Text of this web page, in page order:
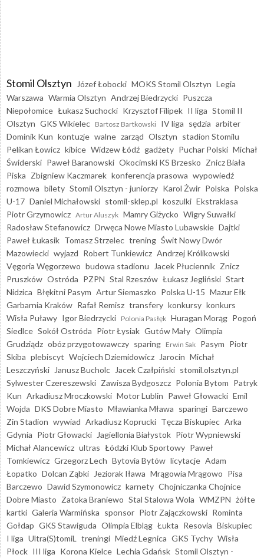
Stomil Olsztyn Józef Łobocki MOKS Stomil Olsztyn Legia
Warszawa Warmia Olsztyn Andrzej Biedrzycki Puszcza
Niepołomice Łukasz Suchocki Krzysztof Filipek II liga Stomil II
Olsztyn GKS Wikielec Bartosz Bartkowski IV liga sędzia arbiter
Dominik Kun kontuzje walne zarząd Olsztyn stadion Stomilu
Pelikan Łowicz kibice Widzew Łódź gadżety Puchar Polski Michał
Świderski Paweł Baranowski Okocimski KS Brzesko Znicz Biała
Piska Zbigniew Kaczmarek konferencja prasowa wypowiedź
rozmowa bilety Stomil Olsztyn - juniorzy Karol Żwir Polska Polska
U-17 Daniel Michałowski stomil-sklep.pl koszulki Ekstraklasa
Piotr Grzymowicz Artur Aluszyk Mamry Giżycko Wigry Suwałki
Radosław Stefanowicz Drwęca Nowe Miasto Lubawskie Dajtki
Paweł Łukasik Tomasz Strzelec trening Świt Nowy Dwór
Mazowiecki wyjazd Robert Tunkiewicz Andrzej Królikowski
Vęgoria Węgorzewo budowa stadionu Jacek Płuciennik Znicz
Pruszków Ostróda PZPN Stal Rzeszów Łukasz Jegliński Start
Nidzica Błękitni Pasym Artur Siemaszko Polska U-15 Mazur Ełk
Garbarnia Kraków Rafał Remisz transfery konkursy konkurs
Wisła Puławy Igor Biedrzycki Polonia Pasłęk Huragan Morąg Pogoń
Siedlce Sokół Ostróda Piotr Łysiak Gutów Mały Olimpia
Grudziądz obóz przygotowawczy sparing Erwin Sak Pasym Piotr
Skiba plebiscyt Wojciech Dziemidowicz Jarocin Michał
Leszczyński
Janusz Bucholc Jacek Czałpiński stomil.olsztyn.pl
Sylwester Czereszewski Zawisza Bydgoszcz Polonia Bytom Patryk
Kun Arkadiusz Mroczkowski Motor Lublin Paweł Głowacki Emil
Wojda DKS Dobre Miasto Mławianka Mława sparingi Barczewo
Zin Stadion wywiad Arkadiusz Koprucki Tęcza Biskupiec Arka
Gdynia Piotr Głowacki Jagiellonia Białystok Piotr Wypniewski
Michał Alancewicz ultras Łódzki Klub Sportowy Paweł
Tomkiewicz Grzegorz Lech Bytovia Bytów licytacje Adam
Łopatko Dolcan Ząbki Jeziorak Iława Mrągowia Mrągowo Pisa
Barczewo Dawid Szymonowicz karnety Chojniczanka Chojnice
Dobre Miasto Zatoka Braniewo Stal Stalowa Wola WMZPN żółte
kartki Galeria Warmińska sponsor Piotr Zajączkowski Rominta
Gołdap GKS Stawiguda Olimpia Elbląg Łukta Resovia Biskupiec
I liga Ultra(S)tomiL treningi Miedź Legnica GKS Tychy Wisła
Płock III liga Korona Kielce Lechia Gdańsk Stomil Olsztyn -